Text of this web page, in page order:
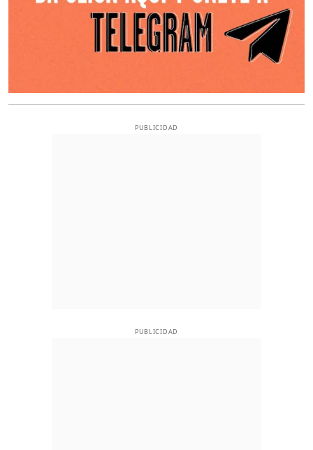
PUBLICIDAD
PUBLICIDAD